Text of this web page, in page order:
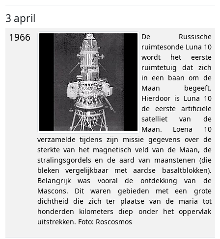
3 april
1966
De Russische
ruimtesonde Luna 10
wordt het eerste
ruimtetuig dat zich
in een baan om de
Maan begeeft.
Hierdoor is Luna 10
de eerste artificiële
satelliet van de
Maan. Loena 10
verzamelde tijdens zijn missie gegevens over de
sterkte van het magnetisch veld van de Maan, de
stralingsgordels en de aard van maanstenen (die
bleken vergelijkbaar met aardse basaltblokken).
Belangrijk was vooral de ontdekking van de
Mascons. Dit waren gebieden met een grote
dichtheid die zich ter plaatse van de maria tot
honderden kilometers diep onder het oppervlak
uitstrekken. Foto: Roscosmos